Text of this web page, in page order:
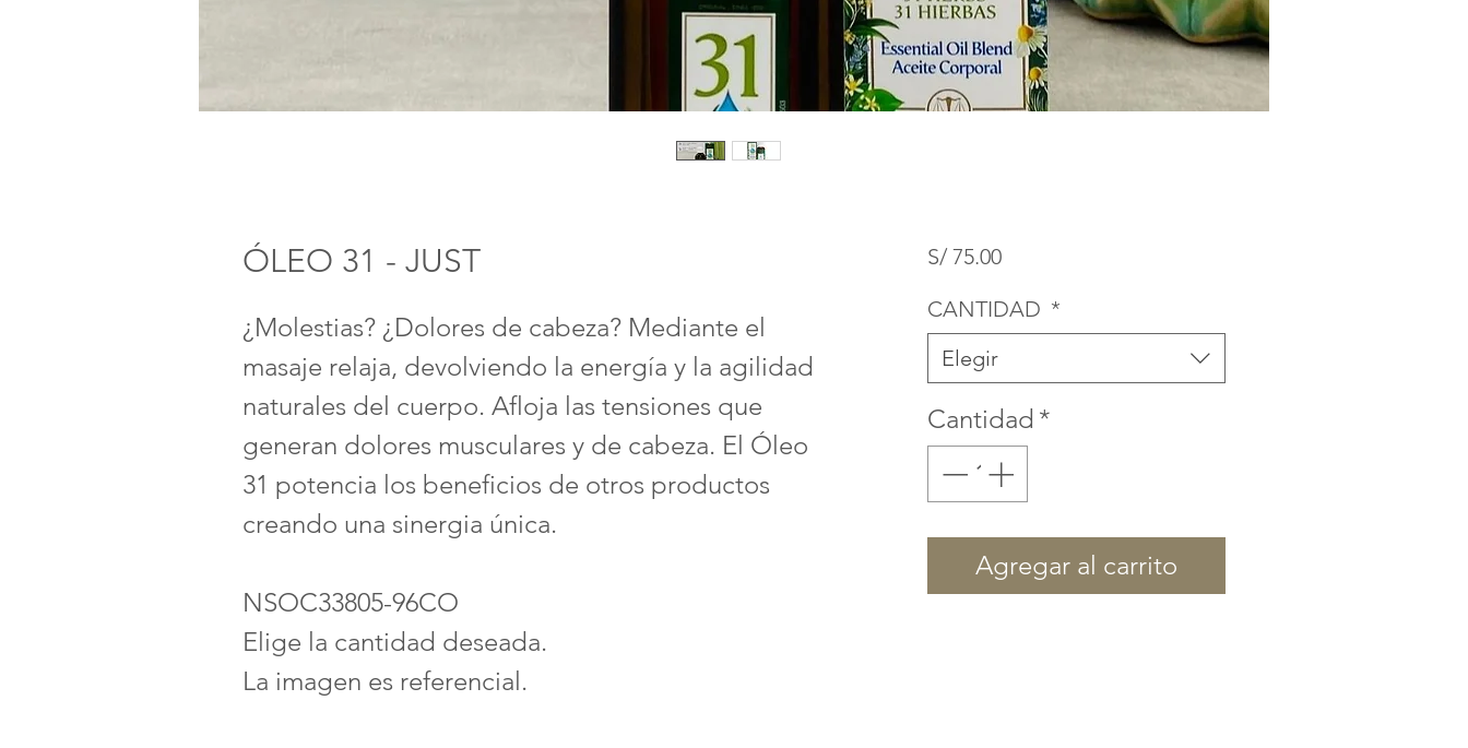
ÓLEO 31 - JUST
¿Molestias? ¿Dolores de cabeza? Mediante el
masaje relaja, devolviendo la energía y la agilidad
naturales del cuerpo. Afloja las tensiones que
generan dolores musculares y de cabeza. El Óleo
31 potencia los beneficios de otros productos
creando una sinergia única.
NSOC33805-96CO
Elige la cantidad deseada.
La imagen es referencial.
S/ 75.00Precio
CANTIDAD *
Elegir
Cantidad *
Agregar al carrito